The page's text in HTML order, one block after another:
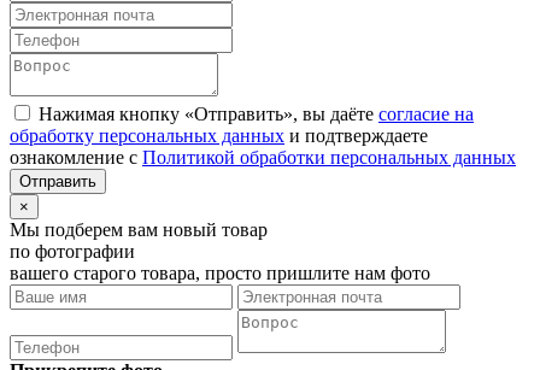
Нажимая кнопку «Отправить», вы даёте согласие на
обработку персональных данных и подтверждаете
ознакомление с Политикой обработки персональных данных
×
Мы подберем вам новый товар
по фотографии
вашего старого товара, просто пришлите нам фото